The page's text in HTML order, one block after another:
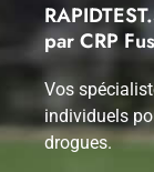
par CRP
Vos
individuels
drogues.